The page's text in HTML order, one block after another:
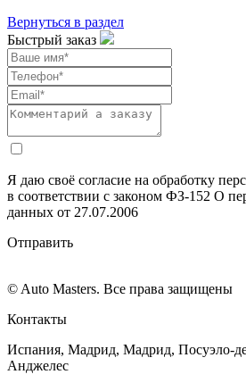
Вернуться в раздел
Быстрый заказ
Я даю своё согласие на обработку
в соответствии с законом ФЗ-152 О
данных от 27.07.2006
Отправить
© Auto Masters. Все права защищены
Контакты
Испания, Мадрид, Мадрид, Посуэло-
Анджелес